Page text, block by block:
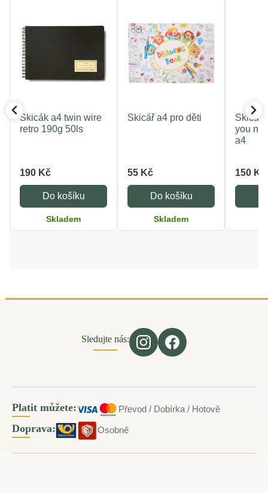
Skicák a4 twin wire
retro 190g 50ls
190 Kč
Do košíku
Skladem
Skicář a4 pro děti
55 Kč
Do košíku
Skladem
Skicar
you
a4
150 Kč
Sledujte nás:
Platit můžete: Převod / Dobírka / Hotově
Doprava: Osobně